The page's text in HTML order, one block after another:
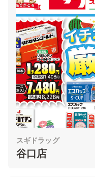
スギドラッグ
谷口店